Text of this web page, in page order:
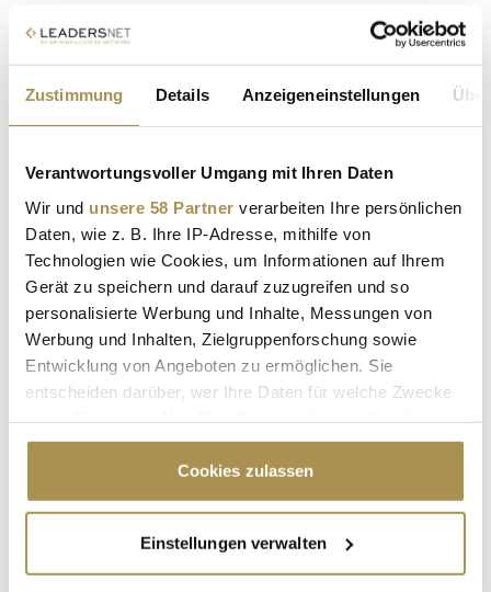
Zustimmung Details Anzeigeneinstellungen
Verantwortungsvoller Umgang mit Ihren Daten
Wir und unsere 58 Partner verarbeiten Ihre persönlichen
Daten, wie z. B. Ihre IP-Adresse, mithilfe von
Technologien wie Cookies, um Informationen auf Ihrem
Gerät zu speichern und darauf zuzugreifen und so
personalisierte Werbung und Inhalte, Messungen von
Werbung und Inhalten, Zielgruppenforschung sowie
Entwicklung von Angeboten zu ermöglichen. Sie
entscheiden darüber, wer Ihre Daten für welche Zwecke
Cookie-Erklärung oder durch Klicken auf das Privacy
Trigger Symbol ändern oder widerrufen
Informationen über Ihre geografische Lage
erfassen, welche bis auf einige Meter genau sein
Cookies zulassen
Einstellungen verwalten